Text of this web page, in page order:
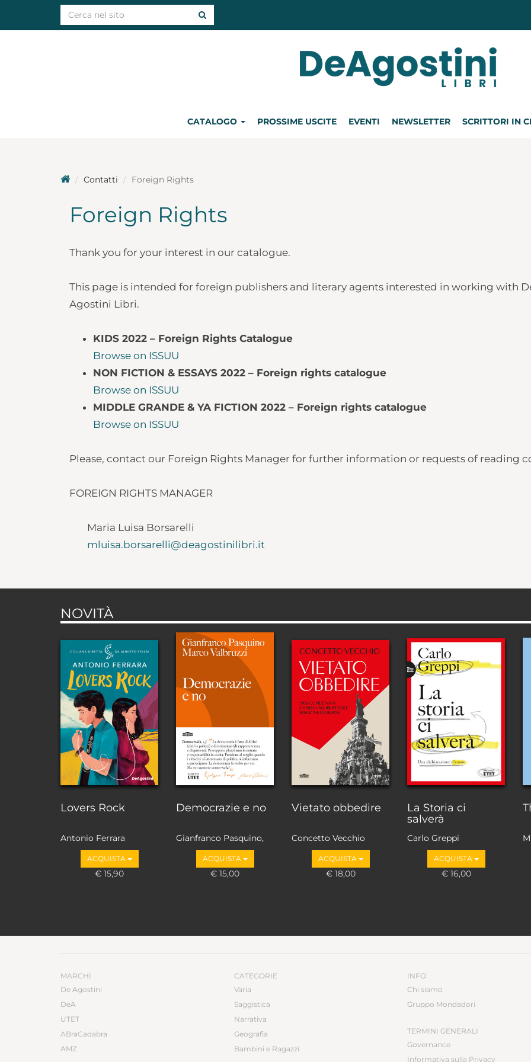
CATALOGO PROSSIME USCITE EVENTI NEWSLETTER SCRITTORI IN
Contatti Foreign Rights
Foreign Rights
Thank you for your interest in our catalogue.
This page is intended for foreign publishers and literary agents interested in working with
Agostini Libri.
KIDS 2022 – Foreign Rights Catalogue
Browse on ISSUU
NON FICTION & ESSAYS 2022 – Foreign rights catalogue
Browse on ISSUU
MIDDLE GRANDE & YA FICTION 2022 – Foreign rights catalogue
Browse on ISSUU
Please, contact our Foreign Rights Manager for further information or requests of reading
FOREIGN RIGHTS MANAGER
Maria Luisa Borsarelli
mluisa.borsarelli@deagostinilibri.it
NOVITÀ
Lovers Rock
Antonio Ferrara
ACQUISTA
€ 15,90
Democrazie e no
Gianfranco Pasquino,
Marco Valbruzzi
ACQUISTA
€ 15,00
Vietato obbedire
Concetto Vecchio
ACQUISTA
€ 18,00
La Storia ci
salverà
Carlo Greppi
ACQUISTA
€ 16,00
MARCHI
De Agostini
DeA
UTET
ABraCadabra
AMZ
CATEGORIE
Varia
Saggistica
Narrativa
Geografia
Bambini e Ragazzi
INFO
Chi siamo
Gruppo Mondadori
TERMINI GENERALI
Governance
Informativa sulla Privacy